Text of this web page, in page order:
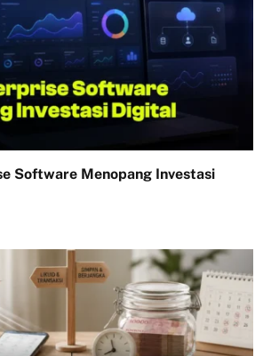
Software Menopang Investasi